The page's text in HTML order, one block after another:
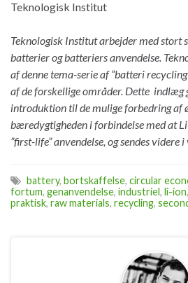
Teknologisk Institut
Teknologisk Institut arbejder med stort
batterier og batteriers anvendelse.
af denne tema-serie af ”batteri
af de forskellige områder. Dette indlæg
introduktion til de mulige forbedring af
bæredygtigheden i forbindelse med at
”first-life” anvendelse, og sendes
battery, bortskaffelse, circular
fortum, genanvendelse, industriel, li-ion,
praktisk, raw materials, recycling,